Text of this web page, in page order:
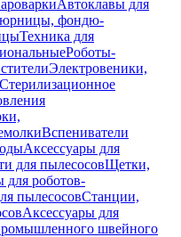
Автоклавы для
фондю-
Техника для
Роботы-
Электровеники,
Стерилизационное
Вспениватели
Аксессуары для
для пылесосовЩетки,
для роботов-
пылесосовСтанции,
Аксессуары для
швейного